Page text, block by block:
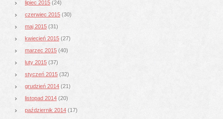
lipiec 2015 (24)
czerwiec 2015 (30)
maj 2015 (31)
kwiecień 2015 (27)
marzec 2015 (40)
luty 2015 (37)
styczeń 2015 (32)
grudzień 2014 (21)
listopad 2014 (20)
październik 2014 (17)